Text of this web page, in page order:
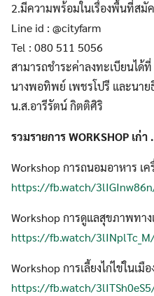
2.มีความพร้อมในเรื่องพื้นที่สมั
Line id : @cityfarm
Tel : 080 511 5056
สามารถชำระค่าลงทะเบียนได้
นางพอทิพย์ เพชรโปรี และนา
น.ส.อารีรัตน์ กิตติศิริ
รวมรายการ WORKSHOP เก่า
Workshop การถนอมอาหาร เ
https://fb.watch/
Workshop การดูแลสุขภาพทาง
https://fb.watch/
Workshop การเลี้ยงไก่ไข่ในเมือ
https://fb.watch/